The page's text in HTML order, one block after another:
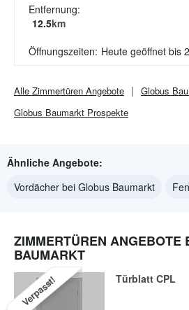
Entfernung:
12.5km
Öffnungszeiten: Heute geöffnet bis
Alle Zimmertüren Angebote Globus
Globus Baumarkt Prospekte
Ähnliche Angebote:
Vordächer bei Globus Baumarkt
ZIMMERTÜREN ANGEBOTE
BAUMARKT
Verpasst! Türblatt CPL